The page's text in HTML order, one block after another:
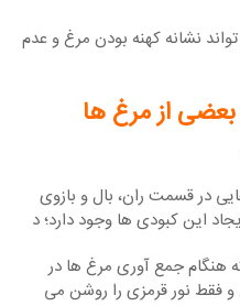
نشانه کهنه بودن مرغ و عدم
از مرغ ها
در قسمت ران، بال و بازوی
هنگام جمع آوری مرغ ها در
و فقط نور قرمزی را روشن می